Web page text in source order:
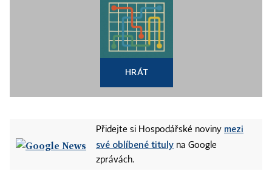
HRÁT
Přidejte si Hospodářské noviny mezi
své oblíbené tituly na Google
zprávách.